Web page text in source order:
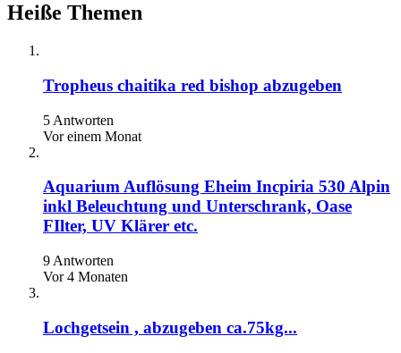
Heiße Themen
Tropheus chaitika red bishop abzugeben
5 Antworten
Vor einem Monat
Aquarium Auflösung Eheim Incpiria 530 Alpin
inkl Beleuchtung und Unterschrank, Oase
FIlter, UV Klärer etc.
9 Antworten
Vor 4 Monaten
Lochgetsein , abzugeben ca.75kg...